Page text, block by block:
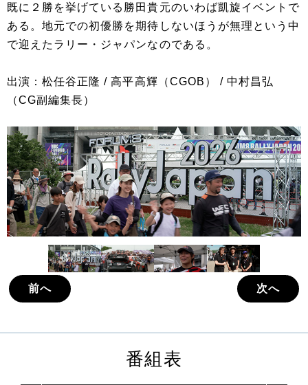
既に２勝を挙げている勝田貴元のいわば凱旋イベントで
ある。地元での初優勝を期待しないほうが無理という中
で迎えたラリー・ジャパンなのである。
出演：松任谷正隆 / 高平高輝（CGOB） / 中村昌弘
（CG副編集長）
前へ 次へ
番組表